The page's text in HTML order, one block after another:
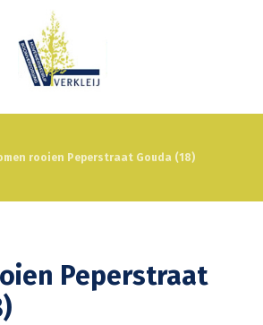
rooien Peperstraat Gouda (18)
Peperstraat